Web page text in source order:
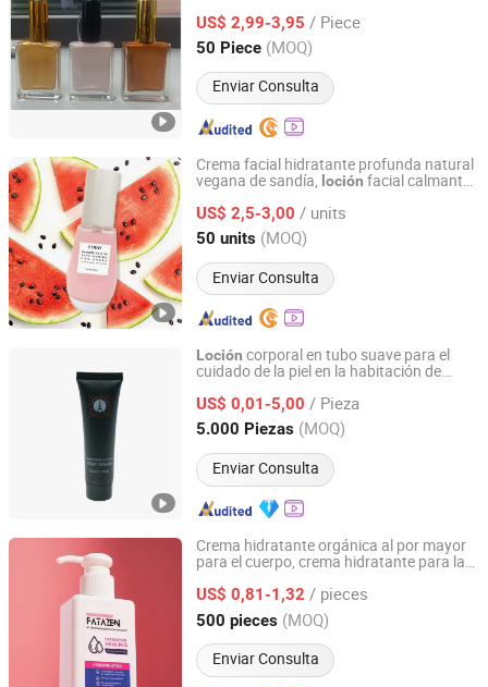
US$ 2,99-3,95 / Piece
50 Piece (MOQ)
Enviar Consulta
Hainan, China Desde 2007
Crema facial hidratante profunda natural
vegana de sandía, loción facial calmante
US$ 2,5-3,00 / units
50 units (MOQ)
Enviar Consulta
Shenzhen Huazhong Sun May Technology Co., Ltd
Guangdong, China Desde 2024
Loción corporal en tubo suave para el
cuidado de la piel en la habitación de
US$ 0,01-5,00 / Pieza
5.000 Piezas (MOQ)
Enviar Consulta
BLK Corporation
Jiangsu, China Desde 2010
Crema hidratante orgánica al por mayor
para el cuerpo, crema hidratante para la
para piel seca
US$ 0,81-1,32 / pieces
500 pieces (MOQ)
Enviar Consulta
Guangzhou Guocui Biological Technology Co., Ltd.
Guangdong, China Desde 2023